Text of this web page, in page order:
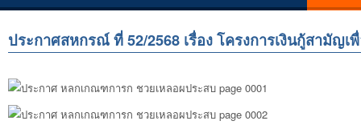
ประกาศสหกรณ์ ที่ 52/2568 เรื่อง โครงการเงินกู้สามัญ